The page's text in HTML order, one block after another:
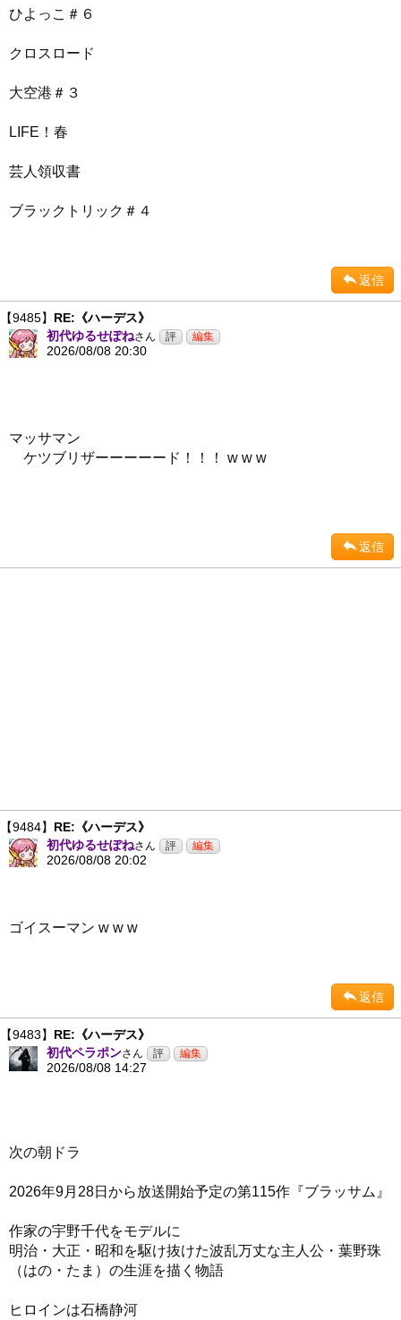
ひよっこ＃６
クロスロード
大空港＃３
LIFE！春
芸人領収書
ブラックトリック＃４
返信
【9485】 RE:《ハーデス》
初代ゆるせぽねさん
2026/08/08 20:30
マッサマン
ケツブリザーーーーード！！！ w w w
返信
【9484】 RE:《ハーデス》
初代ゆるせぽねさん
2026/08/08 20:02
ゴイスーマン w w w
返信
【9483】 RE:《ハーデス》
初代ペラポンさん
2026/08/08 14:27
次の朝ドラ
2026年9月28日から放送開始予定の第115作『ブラッサム』
作家の宇野千代をモデルに
明治・大正・昭和を駆け抜けた波乱万丈な主人公・葉野珠
（はの・たま）の生涯を描く物語
ヒロインは石橋静河